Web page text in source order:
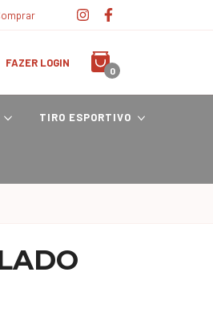
FAZER LOGIN
0
TIRO ESPORTIVO